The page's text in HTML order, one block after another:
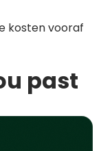
kosten vooraf
past